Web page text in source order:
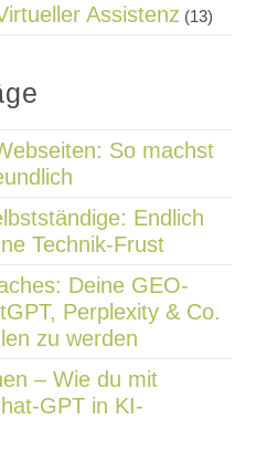
Assistenz (13)
So machst
Endlich
Technik-Frust
Deine GEO-
Perplexity & Co.
zu werden
– Wie du mit
GPT in KI-